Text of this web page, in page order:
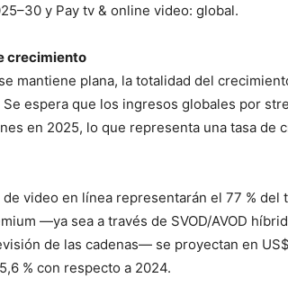
y Pay tv & online video: global.
crecimiento
mantiene plana, la totalidad del
espera que los ingresos globales por
en 2025, lo que representa una tasa de
video en línea representarán el 77 % del
—ya sea a través de SVOD/AVOD
de las cadenas— se proyectan en
% con respecto a 2024.